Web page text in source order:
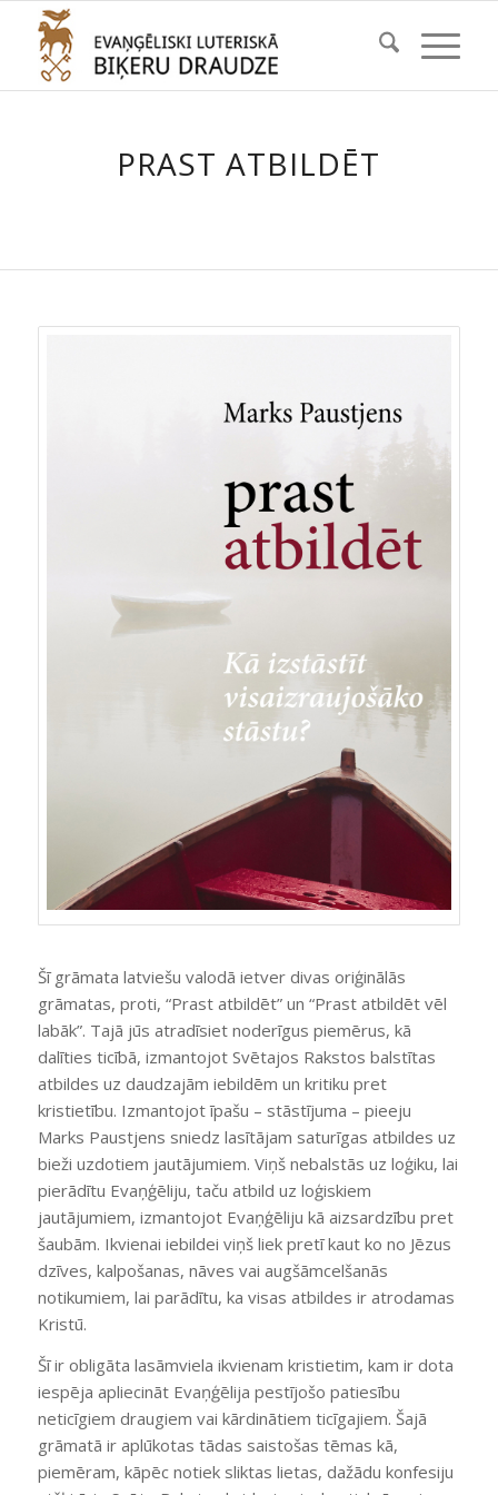
PRAST ATBILDĒT
Šī grāmata latviešu valodā ietver divas oriģinālās
grāmatas, proti, “Prast atbildēt” un “Prast atbildēt vēl
labāk”. Tajā jūs atradīsiet noderīgus piemērus, kā
dalīties ticībā, izmantojot Svētajos Rakstos balstītas
atbildes uz daudzajām iebildēm un kritiku pret
kristietību. Izmantojot īpašu – stāstījuma – pieeju
Marks Paustjens sniedz lasītājam saturīgas atbildes uz
bieži uzdotiem jautājumiem. Viņš nebalstās uz loģiku, lai
pierādītu Evaņģēliju, taču atbild uz loģiskiem
jautājumiem, izmantojot Evaņģēliju kā aizsardzību pret
šaubām. Ikvienai iebildei viņš liek pretī kaut ko no Jēzus
dzīves, kalpošanas, nāves vai augšāmcelšanās
notikumiem, lai parādītu, ka visas atbildes ir atrodamas
Kristū.
Šī ir obligāta lasāmviela ikvienam kristietim, kam ir dota
iespēja apliecināt Evaņģēlija pestījošo patiesību
neticīgiem draugiem vai kārdinātiem ticīgajiem. Šajā
grāmatā ir aplūkotas tādas saistošas tēmas kā,
piemēram, kāpēc notiek sliktas lietas, dažādu konfesiju